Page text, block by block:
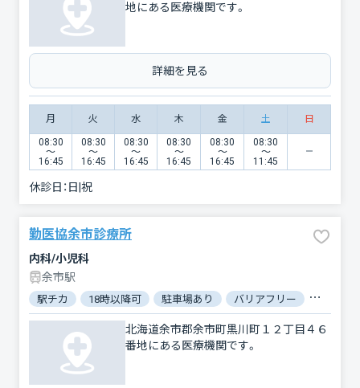
地にある医療機関です。
詳細を見る
月 火 水 木 金 土 日
08:30
〜
16:45
08:30
〜
16:45
08:30
〜
16:45
08:30
〜
16:45
08:30
〜
16:45
08:30
〜
11:45
休診日： 日|祝
勤医協余市診療所
内科/小児科
余市駅
駅チカ 18時以降可 駐車場あり バリアフリー 対応言語
北海道余市郡余市町黒川町１２丁目４６
番地にある医療機関です。